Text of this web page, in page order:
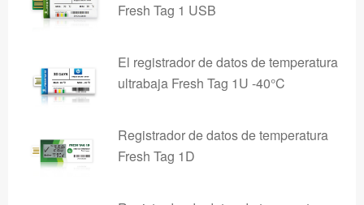
Fresh Tag 1 USB
El registrador de datos de temperatura
ultrabaja Fresh Tag 1U -40°C
Registrador de datos de temperatura
Fresh Tag 1D